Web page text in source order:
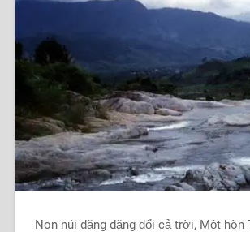
Non núi dăng dăng đổi cả trời, Một hòn